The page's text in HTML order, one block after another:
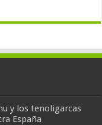
y los tenoligarcas
España